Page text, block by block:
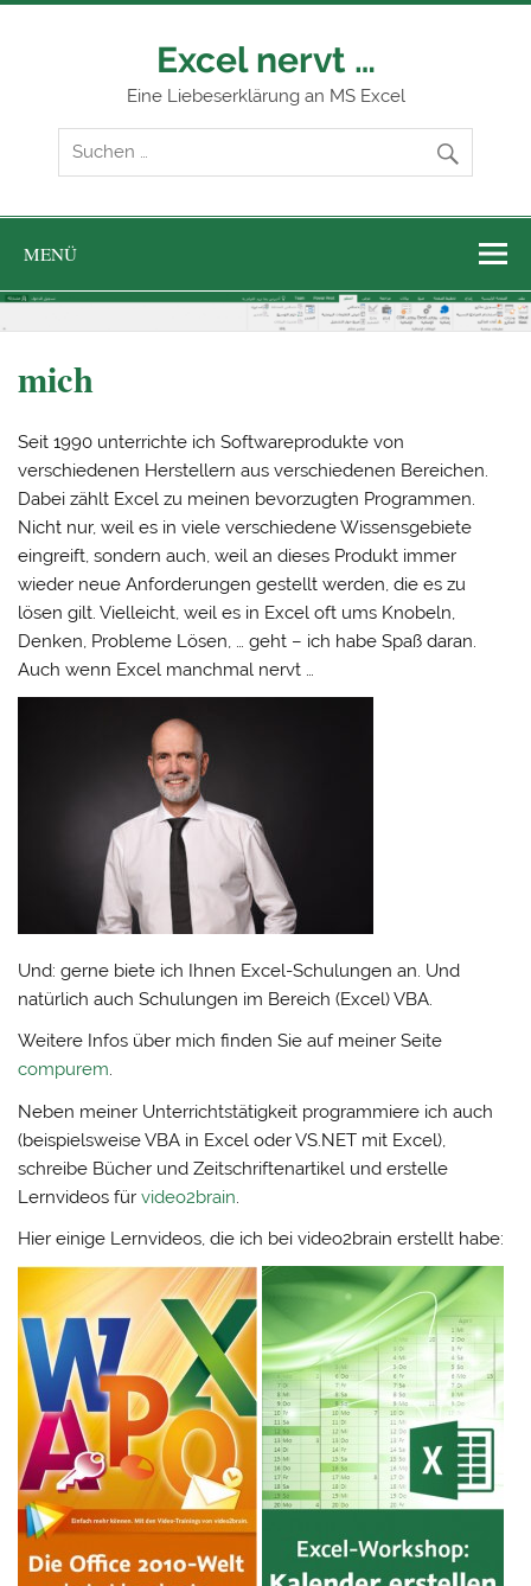
Zum
Excel nervt …
Eine Liebeserklärung an MS Excel
MENÜ
mich
Seit 1990 unterrichte ich Softwareprodukte von
verschiedenen Herstellern aus verschiedenen Bereichen.
Dabei zählt Excel zu meinen bevorzugten Programmen.
Nicht nur, weil es in viele verschiedene Wissensgebiete
eingreift, sondern auch, weil an dieses Produkt immer
wieder neue Anforderungen gestellt werden, die es zu
lösen gilt. Vielleicht, weil es in Excel oft ums Knobeln,
Denken, Probleme Lösen, … geht – ich habe Spaß daran.
Auch wenn Excel manchmal nervt …
Und: gerne biete ich Ihnen Excel-Schulungen an. Und
natürlich auch Schulungen im Bereich (Excel) VBA.
Weitere Infos über mich finden Sie auf meiner Seite
compurem.
Neben meiner Unterrichtstätigkeit programmiere ich auch
(beispielsweise VBA in Excel oder VS.NET mit Excel),
schreibe Bücher und Zeitschriftenartikel und erstelle
Lernvideos fürvideo2brain
Hier einige Lernvideos, die ich bei video2brain erstellt habe: